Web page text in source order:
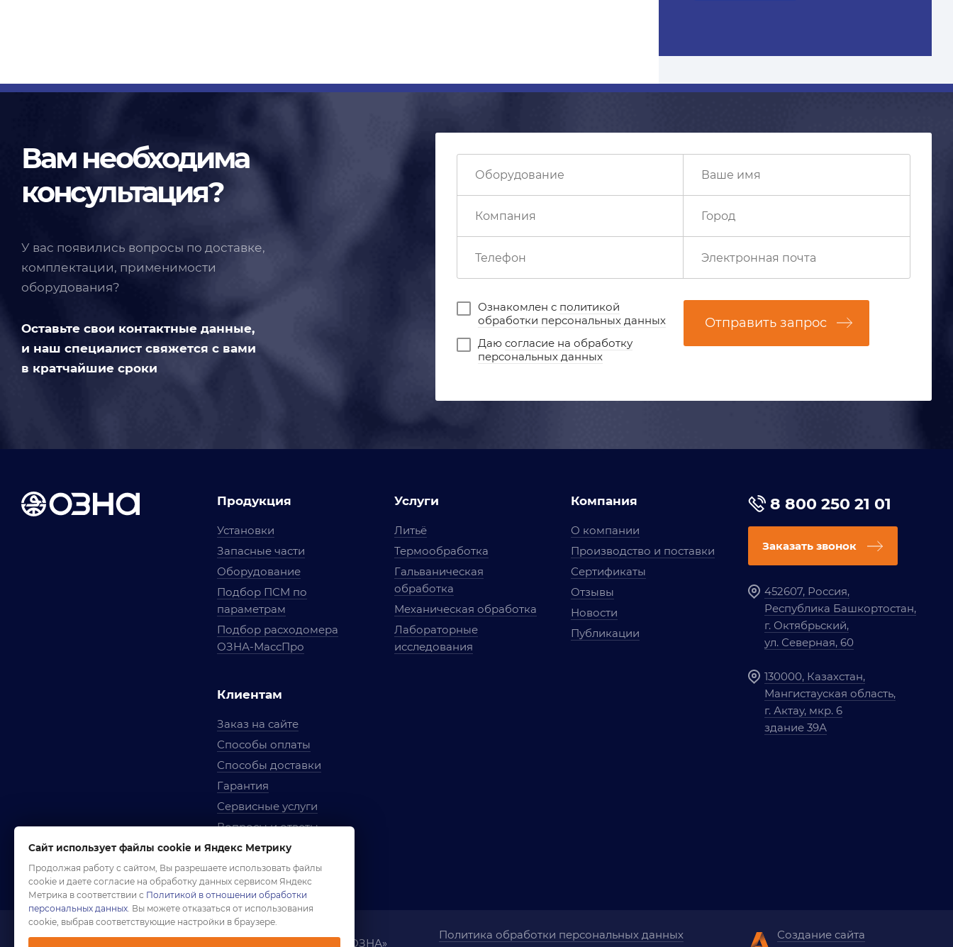
Вам необходима
консультация?
У вас появились вопросы по доставке,
комплектации, применимости
оборудования?
Оставьте свои контактные данные,
и наш специалист свяжется с вами
в кратчайшие сроки
Ознакомлен с политикой
обработки персональных данных
Даю согласие на обработку
персональных данных
Отправить запрос
Продукция
Установки
Запасные части
Оборудование
Подбор ПСМ по
параметрам
Подбор расходомера
ОЗНА-МассПро
Клиентам
Заказ на сайте
Способы оплаты
Способы доставки
Гарантия
Сервисные услуги
Вопросы и ответы
Условия сотрудничества
Правила использования
Услуги
Литьё
Термообработка
Гальваническая
обработка
Механическая обработка
Лабораторные
исследования
Компания
О компании
Производство и поставки
Сертификаты
Отзывы
Новости
Публикации
8 800 250 21 01
Заказать звонок
452607, Россия,
Республика Башкортостан,
г. Октябрьский,
ул. Северная, 60
130000, Казахстан,
Мангистауская область,
г. Актау, мкр. 6
здание 39А
Компания «ОЗНА»
Политика обработки персональных данных
Создание сайта
Сайт использует файлы cookie и Яндекс Метрику
Продолжая работу с сайтом, Вы разрешаете использовать файлы
cookie и даете согласие на обработку данных сервисом Яндекс
Метрика в соответствии с Политикой в отношении обработки
персональных данных. Вы можете отказаться от использования
cookie, выбрав соответствующие настройки в браузере.